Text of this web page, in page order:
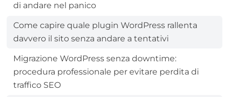
di andare nel panico
Come capire quale plugin WordPress rallenta
davvero il sito senza andare a tentativi
Migrazione WordPress senza downtime:
procedura professionale per evitare perdita di
traffico SEO